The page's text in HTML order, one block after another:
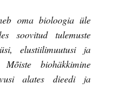
oma bioloogia üle
soovitud tulemuste
elustiilimuutusi ja
Mõiste biohäkkimine
alates dieedi ja